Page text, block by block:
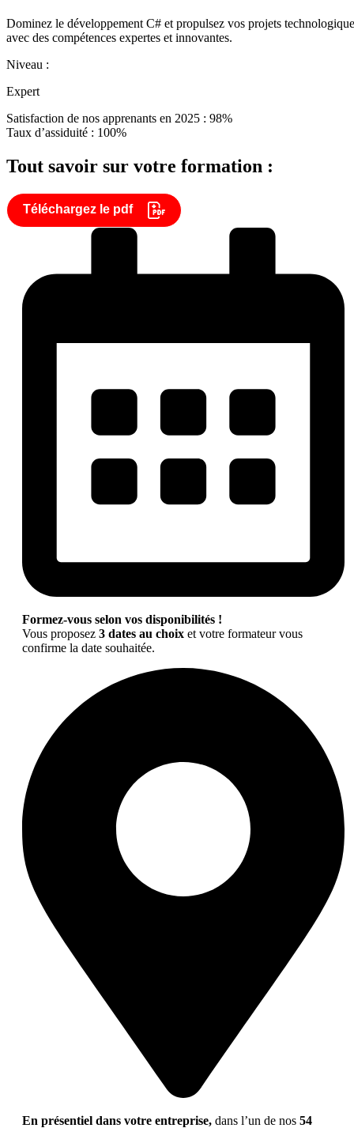
Dominez le développement C# et propulsez vos projets
avec des compétences expertes et innovantes.
Niveau :
Expert
Satisfaction de nos apprenants en 2025 : 98%
Taux d’assiduité : 100%
Tout savoir sur votre formation :
Téléchargez le pdf
Formez-vous selon vos disponibilités !
Vous proposez 3 dates au choix et votre formateur vous
confirme la date souhaitée.
En présentiel dans votre entreprise, dans l’un de nos 54